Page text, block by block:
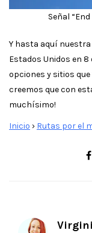
Señal
Y hasta aquí
Estados Unidos en
opciones y sitios
creemos que con
muchísimo!
Inicio › Rutas por el